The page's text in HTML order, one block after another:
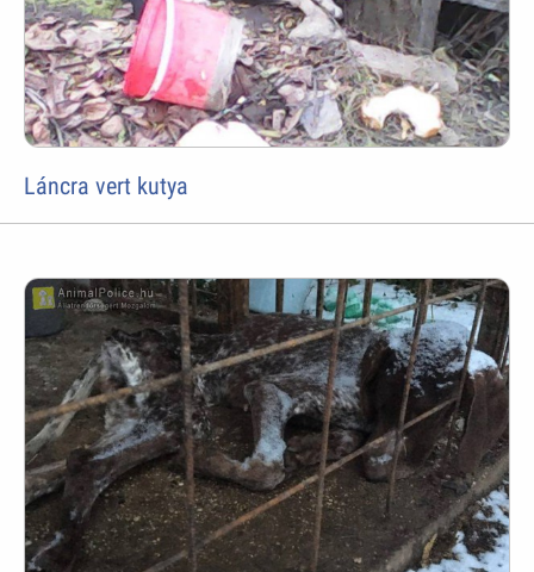
Láncra vert kutya